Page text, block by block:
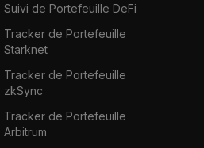
Suivi de Portefeuille DeFi
Tracker de Portefeuille
Starknet
Tracker de Portefeuille
zkSync
Tracker de Portefeuille
Arbitrum